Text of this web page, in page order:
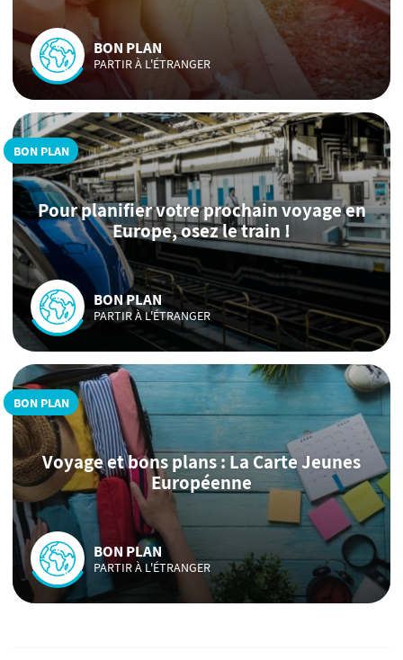
BON PLAN
PARTIR À L'ÉTRANGER
BON PLAN
Pour planifier votre prochain voyage en
Europe, osez le train !
BON PLAN
PARTIR À L'ÉTRANGER
BON PLAN
Voyage et bons plans : La Carte Jeunes
Européenne
BON PLAN
PARTIR À L'ÉTRANGER